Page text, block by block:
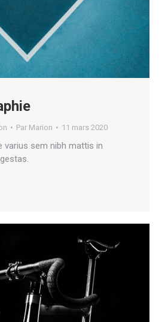
Par Marion 11 mars 2020
varius sem nibh mattis in